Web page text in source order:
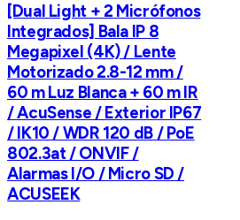
[Dual Light + 2 Micrófonos
Integrados] Bala IP 8
Megapixel (4K) / Lente
Motorizado 2.8-12 mm /
60 m Luz Blanca + 60 m IR
/ AcuSense / Exterior IP67
/ IK10 / WDR 120 dB / PoE
802.3at / ONVIF /
Alarmas I/O / Micro SD /
ACUSEEK